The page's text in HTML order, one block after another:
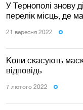
У Тернополі знову
перелік місць, де
21 вересня 2022
Коли скасують
відповідь
7 лютого 2022